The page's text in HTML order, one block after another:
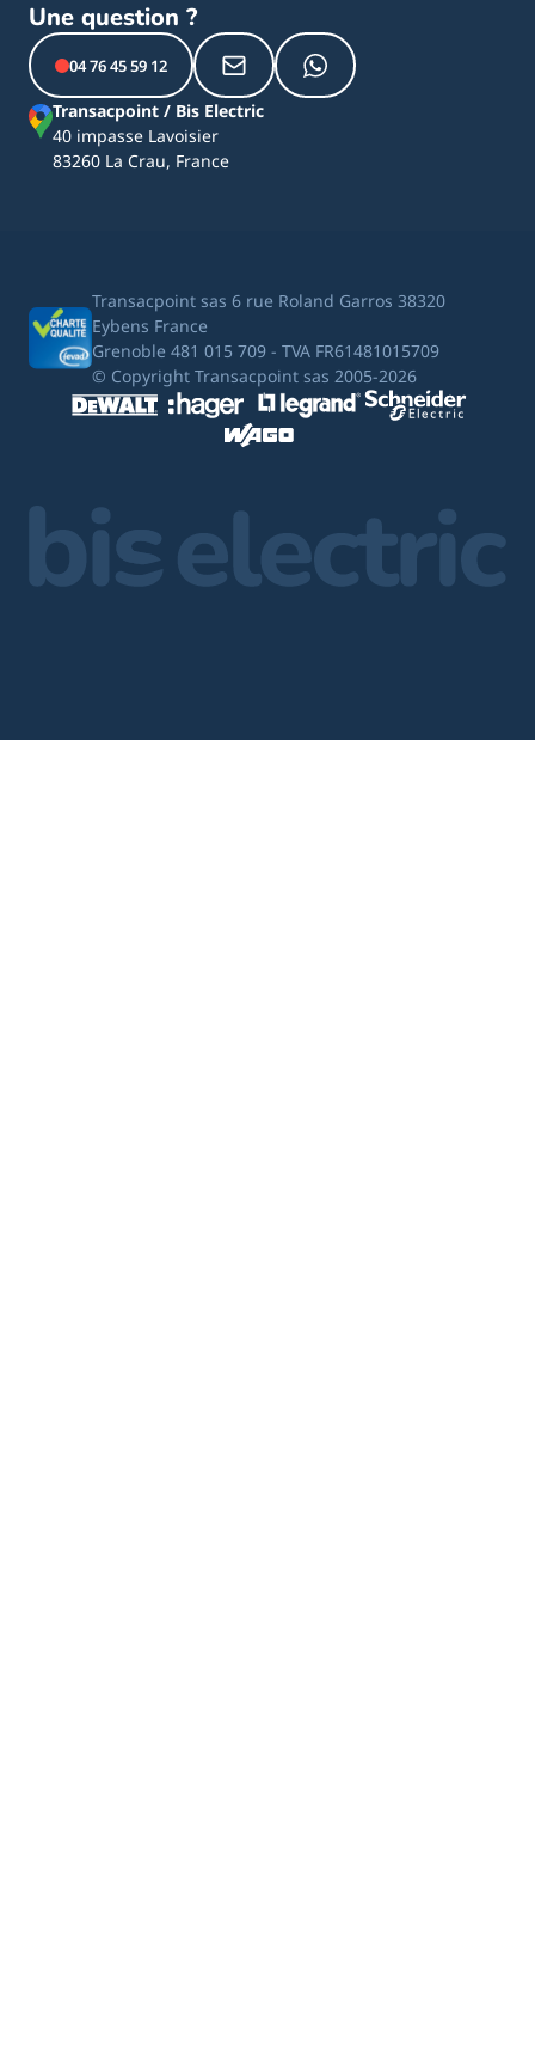
Une question ?
04 76 45 59 12
Transacpoint / Bis Electric
40 impasse Lavoisier
83260 La Crau, France
Transacpoint sas 6 rue Roland Garros 38320
Eybens France
Grenoble 481 015 709 - TVA FR61481015709
© Copyright Transacpoint sas 2005-2026